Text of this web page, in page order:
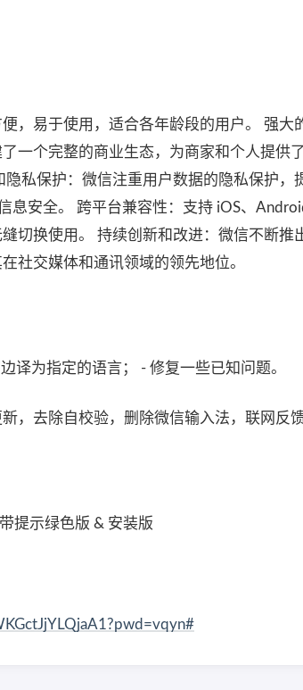
，易于使用，适合各年龄段的用户。 强大
一个完整的商业生态，为商家和个人提供
私保护：微信注重用户数据的隐私保护，
息安全。 跨平台兼容性：支持 iOS、
切换使用。 持续创新和改进：微信不断推
社交媒体和通讯领域的领先地位。
译为指定的语言； - 修复一些已知问题。
，去除自校验，删除微信输入法，联网反馈
提示绿色版 & 安装版